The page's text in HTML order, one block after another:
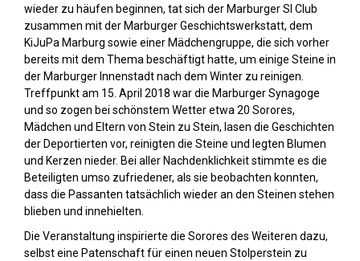
wieder zu häufen beginnen, tat sich der Marburger SI Club
zusammen mit der Marburger Geschichtswerkstatt, dem
KiJuPa Marburg sowie einer Mädchengruppe, die sich vorher
bereits mit dem Thema beschäftigt hatte, um einige Steine in
der Marburger Innenstadt nach dem Winter zu reinigen.
Treffpunkt am 15. April 2018 war die Marburger Synagoge
und so zogen bei schönstem Wetter etwa 20 Sorores,
Mädchen und Eltern von Stein zu Stein, lasen die Geschichten
der Deportierten vor, reinigten die Steine und legten Blumen
und Kerzen nieder. Bei aller Nachdenklichkeit stimmte es die
Beteiligten umso zufriedener, als sie beobachten konnten,
dass die Passanten tatsächlich wieder an den Steinen stehen
blieben und innehielten.
Die Veranstaltung inspirierte die Sorores des Weiteren dazu,
selbst eine Patenschaft für einen neuen Stolperstein zu